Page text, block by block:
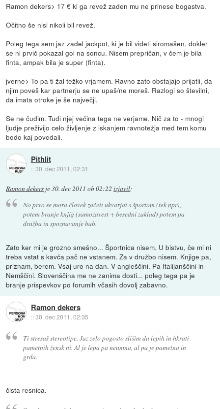
Ramon dekers> 17 € ki ga revež zaden mu ne prinese bogastva.
Očitno še nisi nikoli bil revež.
Poleg tega sem jaz zadel jackpot, ki je bil videti siromašen, dokler
se ni prvič pokazal gol na soncu. Nisem prepričan, v čem je bila
finta, ampak bila je super (finta).
jverne> To pa ti žal težko vrjamem. Ravno zato obstajajo prijatli, da
njim poveš kar partnerju se ne upaš/ne moreš. Razlogi so številni,
da imata otroke je še največji.
Se ne čudim. Tudi njej večina tega ne verjame. Nič za to - mnogi
ljudje preživijo celo življenje z iskanjem ravnotežja med tem komu
bodo kaj povedali.
Pithlit
::30. dec 2011, 02:31
Ramon dekers je30. dec 2011 ob 02:22 izjavil:
No prvo se mora človek začeti ukvarjat s športom (tek npr),
potem branje knjig (samozavest + besedni zaklad) potem pa
družba in spoznavanje bab.
Zato ker mi je grozno smešno... Športnica nisem. U bistvu, če mi ni
treba vstat s kavča pač ne vstanem. Za v družbo nisem. Knjige pa,
priznam, berem. Vsaj uro na dan. V angleščini. Pa Italijanščini in
Nemščini. Slovenščina me ne zanima dosti... poleg tega pa je
branje prispevkov po forumih včasih dovolj zabavno.
Ramon dekers
::30. dec 2011, 02:35
Ti stresaš stereotipe. Jaz zelo pogosto slišim da lepih in hkrati
pametnih žensk ni. Al je lepa pa neumna, al pa je pametna in
grda.
čista resnica.